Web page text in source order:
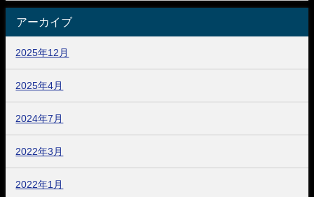
アーカイブ
2025年12月
2025年4月
2024年7月
2022年3月
2022年1月